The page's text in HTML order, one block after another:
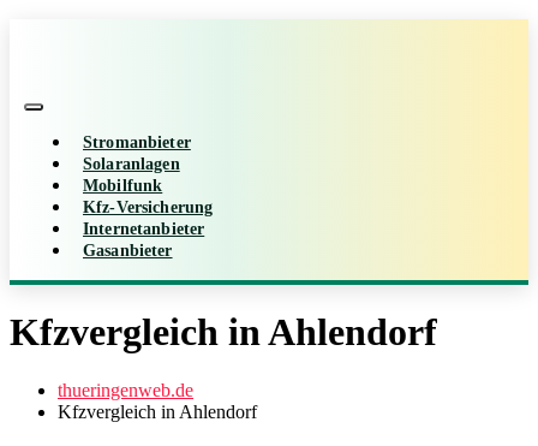
Stromanbieter
Solaranlagen
Mobilfunk
Kfz-Versicherung
Internetanbieter
Gasanbieter
Kfzvergleich in Ahlendorf
thueringenweb.de
Kfzvergleich in Ahlendorf